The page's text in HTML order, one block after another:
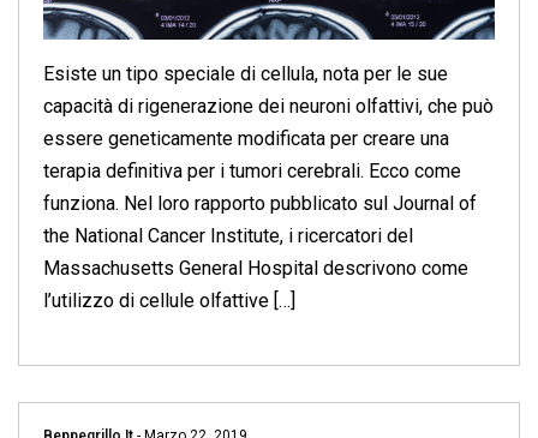
Esiste un tipo speciale di cellula, nota per le sue
capacità di rigenerazione dei neuroni olfattivi, che può
essere geneticamente modificata per creare una
terapia definitiva per i tumori cerebrali. Ecco come
funziona. Nel loro rapporto pubblicato sul Journal of
the National Cancer Institute, i ricercatori del
Massachusetts General Hospital descrivono come
l’utilizzo di cellule olfattive […]